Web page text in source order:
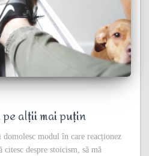
pe alții mai puțin
modul în care reacționez
despre stoicism, să mă